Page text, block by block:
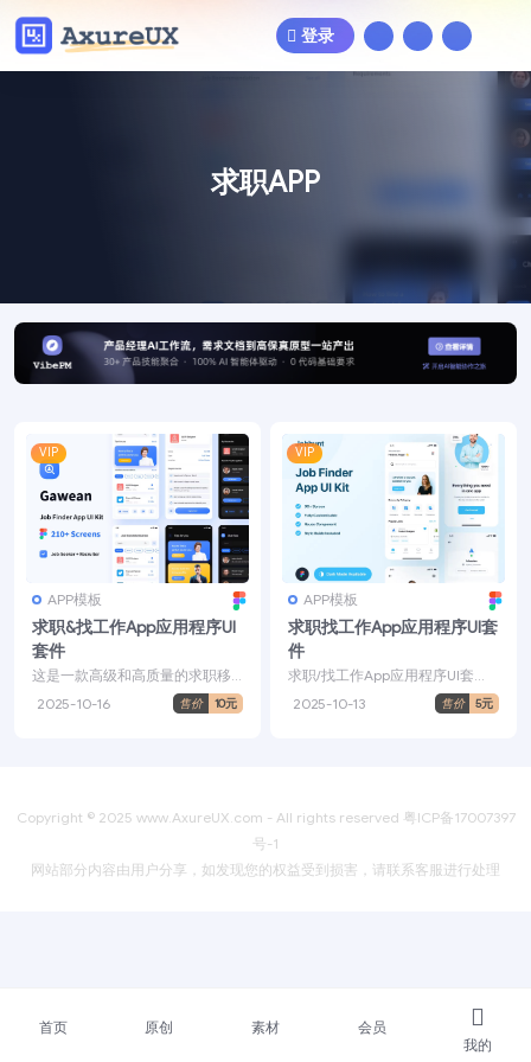
登录
求职APP
VIP
APP模板
求职&找工作App应用程序UI
套件
这是一款高级和高质量的求职移
动应用程序 UI 套件，具有 214 个
屏幕，可高度...
2025-10-16 售价 10元
VIP
APP模板
求职找工作App应用程序UI套
件
求职/找工作App应用程序UI套
件，由 90 个像素完美的屏幕组
成，并且在 Fi...
2025-10-13 售价 5元
Copyright © 2025 www.AxureUX.com - All rights reserved 粤ICP备17007397
号-1
网站部分内容由用户分享，如发现您的权益受到损害，请联系客服进行处理
首页 原创 素材
会员
我的